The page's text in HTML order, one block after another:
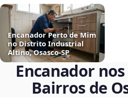
Encanador Perto de Mim
no Distrito Industrial
Altino, Osasco‑SP
Encanador
Bairros de